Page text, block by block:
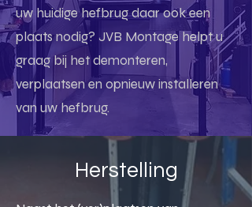
uw huidige hefbrug daar ook een
plaats nodig? JVB Montage helpt u
graag bij het demonteren,
verplaatsen en opnieuw installeren
van uw hefbrug.
Herstelling